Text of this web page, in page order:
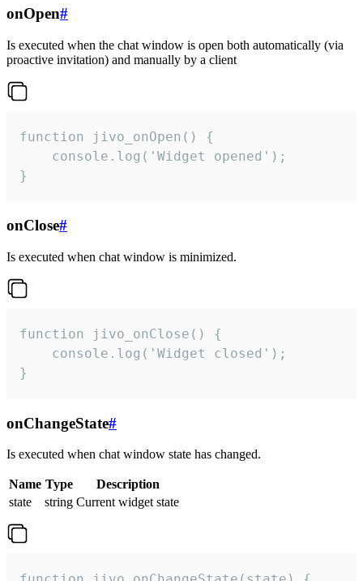
onOpen#
Is executed when the chat window is open both automatically (via
proactive invitation) and manually by a client
function jivo_onOpen() {
    console.log('Widget opened');
}
onClose#
Is executed when chat window is minimized.
function jivo_onClose() {
    console.log('Widget closed');
}
onChangeState#
Is executed when chat window state has changed.
Name Type
Description
state
string Current widget state